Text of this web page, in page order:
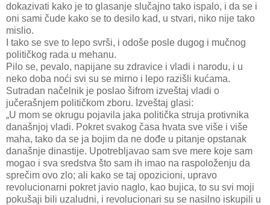
dokazivati kako je to glasanje slučajno tako ispalo, i da se i
oni sami čude kako se to desilo kad, u stvari, niko nije tako
mislio.
I tako se sve to lepo svrši, i odoše posle dugog i mučnog
političkog rada u mehanu.
Pilo se, pevalo, napijane su zdravice i vladi i narodu, i u
neko doba noći svi su se mirno i lepo razišli kućama.
Sutradan načelnik je poslao šifrom izveštaj vladi o
jučerašnjem političkom zboru. Izveštaj glasi:
„U mom se okrugu pojavila jaka politička struja protivnika
današnjoj vladi. Pokret svakog časa hvata sve više i više
maha, tako da se ja bojim da ne dođe u pitanje opstanak
današnje dinastije. Upotrebljavao sam sve mere koje sam
mogao i sva sredstva što sam ih imao na raspoloženju da
sprečim ovo zlo; ali kako se taj opozicioni, upravo
revolucionarni pokret javio naglo, kao bujica, to su svi moji
pokušaji bili uzaludni, i revolucionari su se nasilno iskupili u